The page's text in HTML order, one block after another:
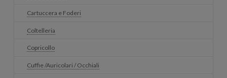
Cartuccera e Foderi
Coltelleria
Copricollo
Cuffie /Auricolari / Occhiali